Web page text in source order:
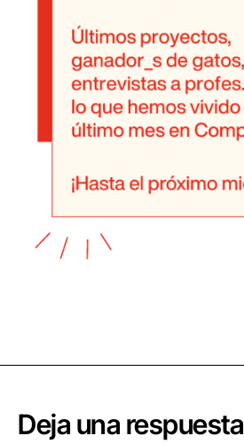
Deja una respuesta